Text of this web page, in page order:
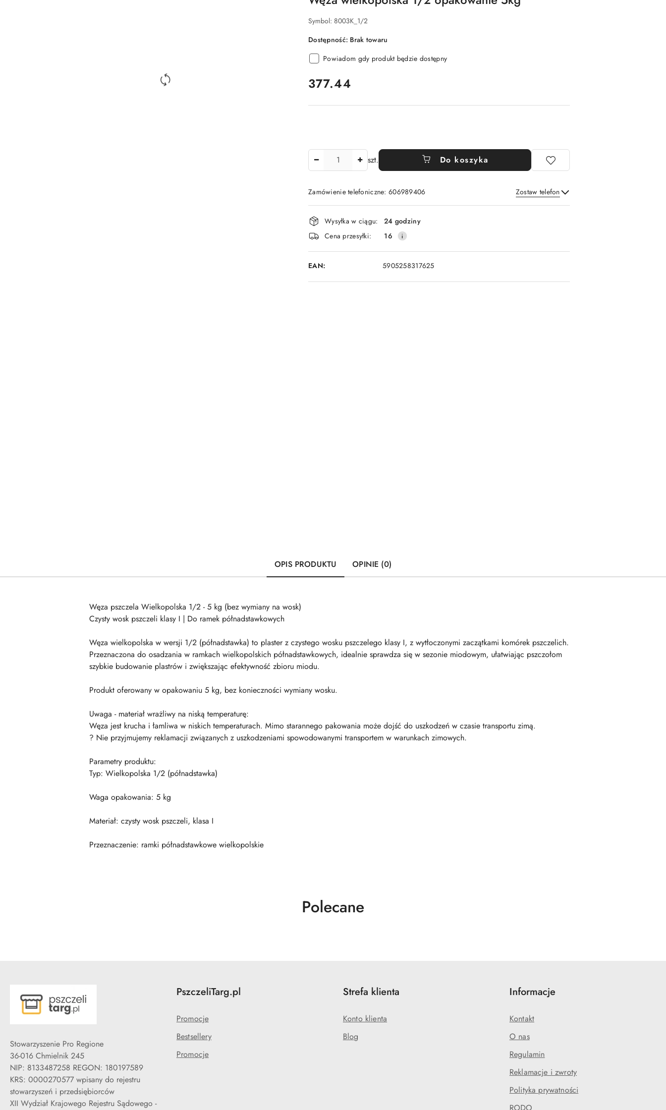
Symbol: 8003K_1/2
Dostępność: Brak towaru
Powiadom gdy produkt będzie dostępny
cena:
377.44
szt. Do koszyka
Zamówienie telefoniczne: 606989406 Zostaw telefon
Wyślij
Dostępność
i
dostawa
Wysyłka w ciągu:
24 godziny
Cena przesyłki:
16
EAN: 5905258317625
OPIS PRODUKTU OPINIE (0)
Węza pszczela Wielkopolska 1/2 - 5 kg (bez wymiany na wosk)
Czysty wosk pszczeli klasy I | Do ramek półnadstawkowych
Węza wielkopolska w wersji 1/2 (półnadstawka) to plaster z czystego wosku pszczelego klasy I, z wytłoczonymi zaczątkami komórek pszczelich.
Przeznaczona do osadzania w ramkach wielkopolskich półnadstawkowych, idealnie sprawdza się w sezonie miodowym, ułatwiając pszczołom
szybkie budowanie plastrów i zwiększając efektywność zbioru miodu.
Produkt oferowany w opakowaniu 5 kg, bez konieczności wymiany wosku.
Uwaga - materiał wrażliwy na niską temperaturę:
Węza jest krucha i łamliwa w niskich temperaturach. Mimo starannego pakowania może dojść do uszkodzeń w czasie transportu zimą.
? Nie przyjmujemy reklamacji związanych z uszkodzeniami spowodowanymi transportem w warunkach zimowych.
Parametry produktu:
Typ: Wielkopolska 1/2 (półnadstawka)
Waga opakowania: 5 kg
Materiał: czysty wosk pszczeli, klasa I
Przeznaczenie: ramki półnadstawkowe wielkopolskie
Produkty
Polecane
Stowarzyszenie Pro Regione
36-016 Chmielnik 245
NIP: 8133487258 REGON: 180197589
KRS: 0000270577 wpisany do rejestru
stowarzyszeń i przedsiębiorców
XII Wydział Krajowego Rejestru Sądowego -
PszczeliTarg.pl
Promocje
Bestsellery
Promocje
Strefa klienta
Konto klienta
Blog
Informacje
Kontakt
O nas
Regulamin
Reklamacje i zwroty
Polityka prywatności
RODO